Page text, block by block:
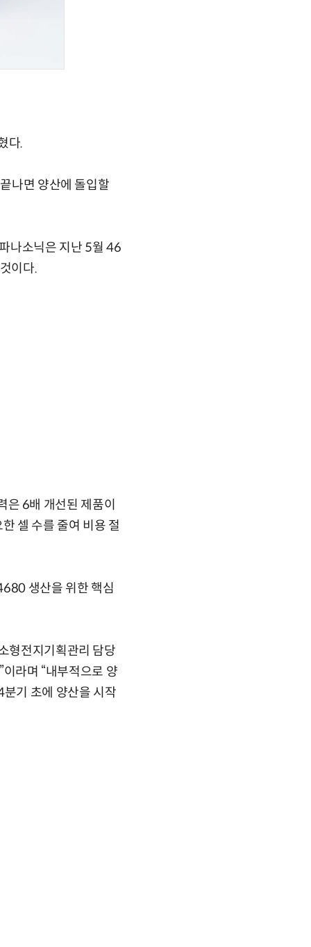
다.
나면 양산에 돌입할
나소닉은 지난 5월 46
이다.
6배 개선된 제품이
셀 수를 줄여 비용 절
생산을 위한 핵심
형전지기획관리 담당
라며 “내부적으로 양
기 초에 양산을 시작